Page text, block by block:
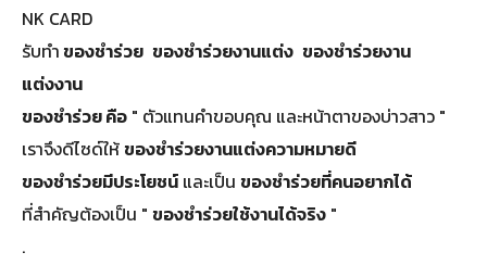
NK CARD
รับทำของชำร่วย ของชำร่วยงานแต่ง ของชําร่วยงาน
แต่งงาน
ของชําร่วย คือ " ตัวแทนคำขอบคุณ และหน้าตาของบ่าวสาว "
เราจึงดีไซด์ให้ของชําร่วยงานแต่งความหมายดี
ของชำร่วยมีประโยชน์ และเป็น ของชำร่วยที่คนอยากได้
ที่สำคัญต้องเป็น " ของชําร่วยใช้งานได้จริง "
.